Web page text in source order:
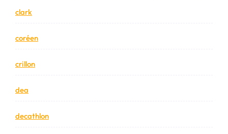
clark
coréen
crillon
dea
decathlon